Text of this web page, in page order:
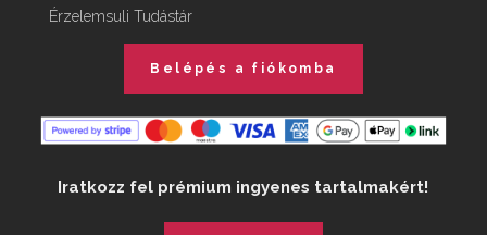
Érzelemsuli Tudástár
Belépés a fiókomba
Iratkozz fel prémium ingyenes tartalmakért!